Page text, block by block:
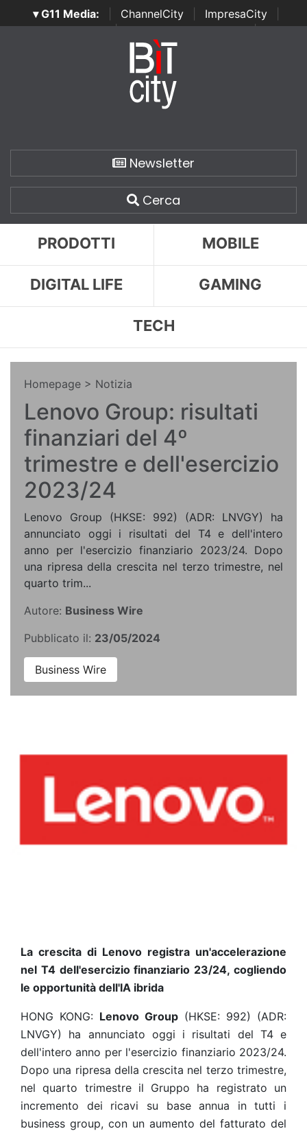
▾ G11 Media: ChannelCity ImpresaCity
SecurityOpenLab | Italian Channel Awards | Italian
Italian Security Awards
Newsletter
Cerca
PRODOTTI MOBILE
DIGITAL LIFE GAMING
TECH
Homepage > Notizia
Lenovo Group: risultati
finanziari del 4º
trimestre e dell'esercizio
2023/24
Lenovo Group (HKSE: 992) (ADR: LNVGY) ha
annunciato oggi i risultati del T4 e dell'intero
anno per l'esercizio finanziario 2023/24. Dopo
una ripresa della crescita nel terzo trimestre, nel
quarto trim...
Autore: Business Wire
Pubblicato il: 23/05/2024
Business Wire
La crescita di Lenovo registra un'accelerazione
nel T4 dell'esercizio finanziario 23/24, cogliendo
le opportunità dell'IA ibrida
HONG KONG: Lenovo Group (HKSE: 992) (ADR:
LNVGY) ha annunciato oggi i risultati del T4 e
dell'intero anno per l'esercizio finanziario 2023/24.
Dopo una ripresa della crescita nel terzo trimestre,
nel quarto trimestre il Gruppo ha registrato un
incremento dei ricavi su base annua in tutti i
business group, con un aumento del fatturato del